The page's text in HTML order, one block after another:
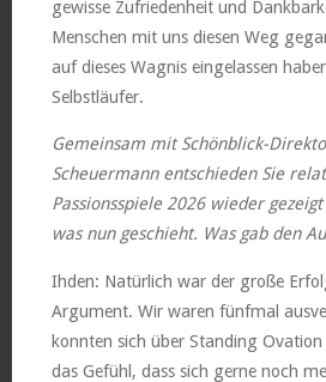
gewisse Zufriedenheit und
Menschen mit uns diesen Weg
auf dieses Wagnis eingelassen
Selbstläufer.
Gemeinsam mit Schönblick-
Scheuermann entschieden Sie
Passionsspiele 2026 wieder
was nun geschieht. Was gab den
Ihden: Natürlich war der große
Argument. Wir waren fünfmal
konnten sich über Standing
das Gefühl, dass sich gerne noch